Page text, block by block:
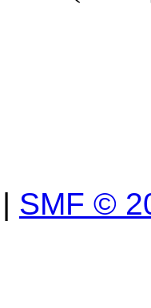
| SMF ©